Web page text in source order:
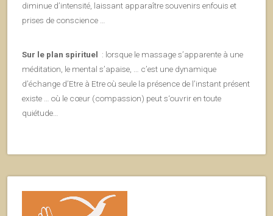
diminue d’intensité, laissant apparaître souvenirs enfouis et
prises de conscience …
Sur le plan spirituel : lorsque le massage s’apparente à une
méditation, le mental s’apaise, … c’est une dynamique
d’échange d’Etre à Etre où seule la présence de l’instant présent
existe … où le cœur (compassion) peut s‘ouvrir en toute
quiétude…